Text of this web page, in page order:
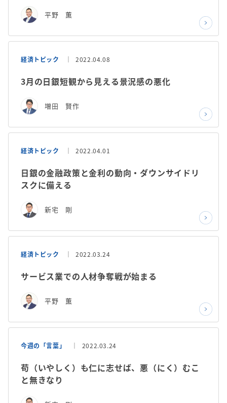
平野 薫
経済トピック 2022.04.08
3月の日銀短観から見える景況感の悪化
増田 賢作
経済トピック 2022.04.01
日銀の金融政策と金利の動向・ダウンサイドリ
スクに備える
新宅 剛
経済トピック 2022.03.24
サービス業での人材争奪戦が始まる
平野 薫
今週の「言葉」 2022.03.24
苟（いやしく）も仁に志せば、悪（にく）むこ
と無きなり